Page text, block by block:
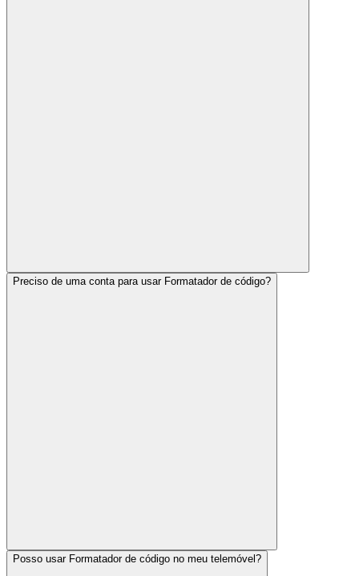
Preciso de uma conta para usar Formatador de código?
Posso usar Formatador de código no meu telemóvel?